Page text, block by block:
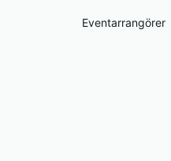
Eventarrangörer